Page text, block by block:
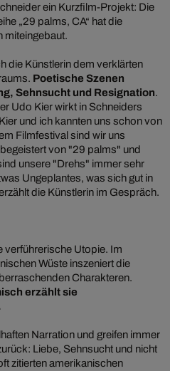
ein Kurzfilm-Projekt: Die
„29 palms, CA“ hat die
miteingebaut.
die Künstlerin dem verklärten
Poetische Szenen
Sehnsucht und Resignation.
Udo Kier wirkt in Schneiders
und ich kannten uns schon von
Filmfestival sind wir uns
von "29 palms" und
unsere "Drehs" immer sehr
Ungeplantes, was sich gut in
die Künstlerin im Gespräch.
verführerische Utopie. Im
Wüste inszeniert die
Charakteren.
erzählt sie
Narration und greifen immer
Liebe, Sehnsucht und nicht
zitierten amerikanischen